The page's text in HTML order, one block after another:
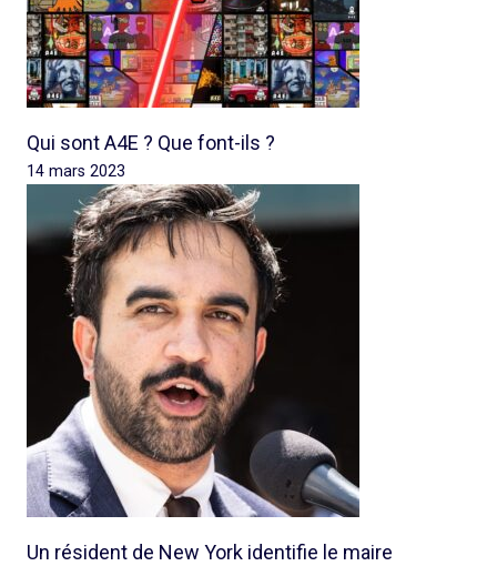
Qui sont A4E ? Que font-ils ?
14 mars 2023
Un résident de New York identifie le maire